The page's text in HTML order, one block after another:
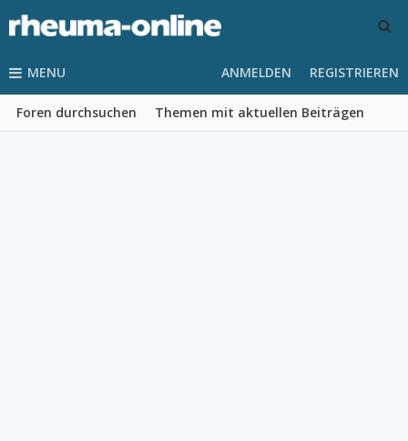
MENU
Foren durchsuchen Themen mit aktuellen Beiträgen
ANMELDEN REGISTRIEREN